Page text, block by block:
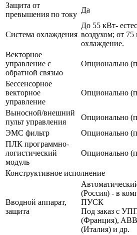
Защита от
превышения по току
Да
Система охлаждения
До 55 кВт-
воздухом; от
охлаждение.
Векторное
управление с
обратной связью
Опционально
Бессенсорное
векторное
управление
Опционально
Выносной/внешний
пульт управления
Опционально
ЭМС фильтр
Опционально
ПЛК программно-
логистический
модуль
Опционально
Конструктивное исполнение
Вводной аппарат,
защита
(Россия) - в
ПУСК
Под заказ с
(Франция),
(Италия) и др.